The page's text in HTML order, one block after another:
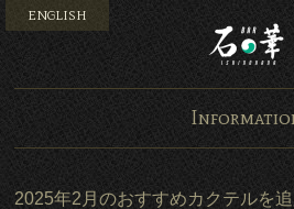
ENGLISH
2025年2月のおすすめカクテルを